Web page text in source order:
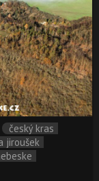
český kras
jiroušek